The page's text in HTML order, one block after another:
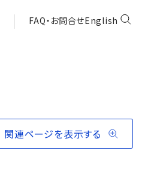
FAQ・お問合せEnglish
関連ページを表示する